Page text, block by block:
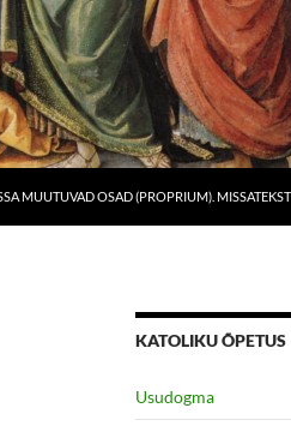
MUUTUVAD OSAD (PROPRIUM).
KATOLIKU ÕPETUS
Usudogma